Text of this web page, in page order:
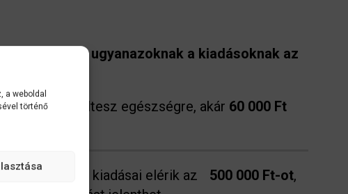
weboldal
történő
költés, hanem ugyanazoknak a kiadásoknak az
000 Ft-ot költesz egészségre, akár 60 000 Ft
egészségügyi kiadásai elérik az 500 000 Ft-ot,